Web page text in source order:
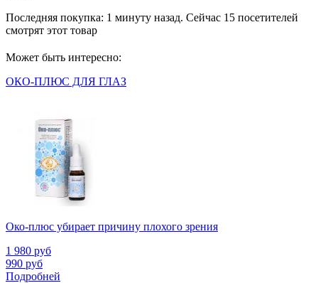
Последняя покупка: 1 минуту назад. Сейчас 15 посетителей
смотрят этот товар
Может быть интересно:
ОКО-ПЛЮС ДЛЯ ГЛАЗ
Око-плюс убирает причину плохого зрения
1 980 руб
990 руб
Подробней